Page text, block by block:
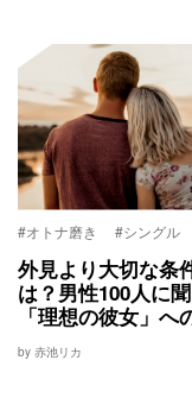
#オトナ磨き #シングル
外見より大切な条
は？男性100人に
「理想の彼女」へ
by 赤池リカ